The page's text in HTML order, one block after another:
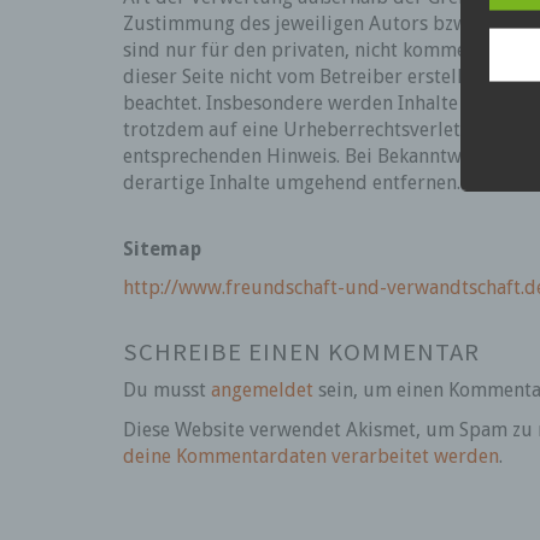
Zustimmung des jeweiligen Autors bzw.
sind nur für den privaten, nicht kommerziellen
dieser Seite nicht vom Betreiber erstellt
beachtet. Insbesondere werden Inhalte Dritter
trotzdem auf eine Urheberrechtsverletzung
entsprechenden Hinweis. Bei Bekanntwerden
derartige Inhalte umgehend entfernen.
Sitemap
http://www.freundschaft-und-
SCHREIBE EINEN KOMMENTAR
Du musst angemeldet sein, um einen
Diese Website verwendet Akismet, um Spam zu
deine Kommentardaten verarbeitet werden.
dies
Wir